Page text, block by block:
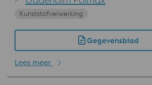
Kunststofverwerking
Gegevensblad
Lees meer